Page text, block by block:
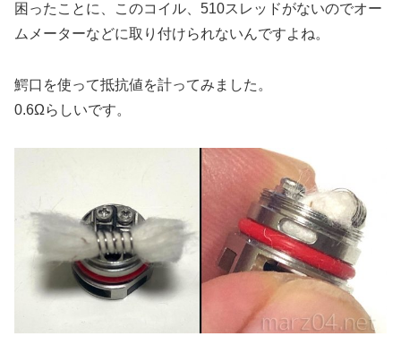
困ったことに、このコイル、510スレッドがないのでオー
ムメーターなどに取り付けられないんですよね。
鰐口を使って抵抗値を計ってみました。
0.6Ωらしいです。